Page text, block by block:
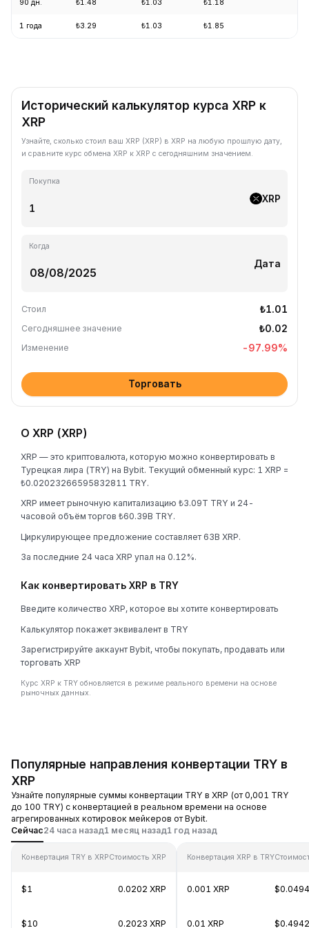
90 дн. ₺1.48 ₺1.03 ₺1.18
1 года ₺3.29 ₺1.03 ₺1.85
Исторический калькулятор курса XRP к
XRP
Узнайте, сколько стоил ваш XRP (XRP) в XRP на любую прошлую дату,
и сравните курс обмена XRP к XRP с сегодняшним значением.
Покупка
XRP
Когда
Дата
Стоил ₺1.01
Сегодняшнее значение ₺0.02
Изменение -97.99%
Торговать
О XRP (XRP)
XRP — это криптовалюта, которую можно конвертировать в
Турецкая лира (TRY) на Bybit. Текущий обменный курс: 1 XRP =
₺0.02023266595832811 TRY.
XRP имеет рыночную капитализацию ₺3.09T TRY и 24-
часовой объём торгов ₺60.39B TRY.
Циркулирующее предложение составляет 63B XRP.
За последние 24 часа XRP упал на 0.12%.
Как конвертировать XRP в TRY
Введите количество XRP, которое вы хотите конвертировать
Калькулятор покажет эквивалент в TRY
Зарегистрируйте аккаунт Bybit, чтобы покупать, продавать или
торговать XRP
Курс XRP к TRY обновляется в режиме реального времени на основе
рыночных данных.
Популярные направления конвертации TRY в
XRP
Узнайте популярные суммы конвертации TRY в XRP (от 0,001 TRY
до 100 TRY) с конвертацией в реальном времени на основе
агрегированных котировок мейкеров от Bybit.
Сейчас24 часа назад1 месяц назад1 год назад
Конвертация TRY в XRPСтоимость XRP
$1 0.0202 XRP
$10 0.2023 XRP
Конвертация XRP в TRY
0.001 XRP
0.01 XRP